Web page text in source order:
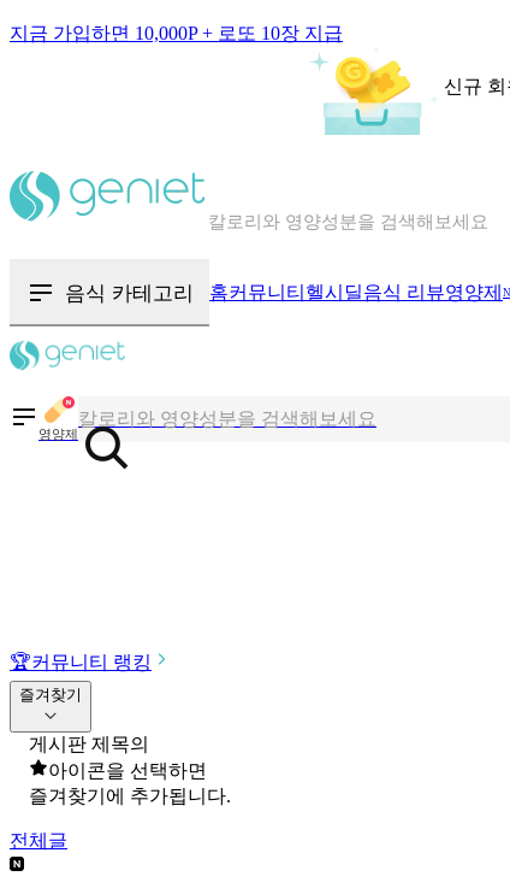
지금 가입하면 10,000P + 로또 10장 지급
신규
칼로리와 영양성분을 검색해보세요
음식 카테고리 홈커뮤니티 헬시딜음식 리뷰영양제
영양제
칼로리와 영양성분을 검색해보세요
혈당 · 다이어트 음식 검색해보세요
🏆커뮤니티 랭킹
즐겨찾기
게시판 제목의
아이콘을 선택하면
즐겨찾기에 추가됩니다.
전체글